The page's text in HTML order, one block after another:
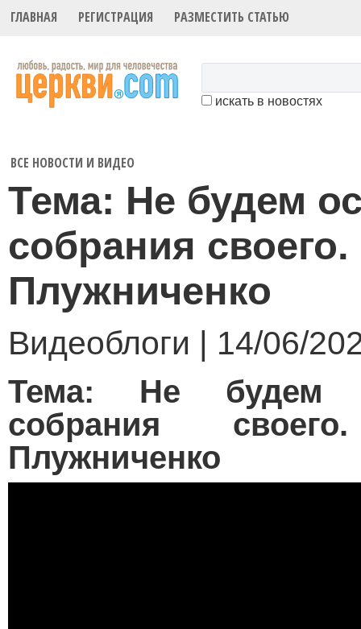
ГЛАВНАЯ РЕГИСТРАЦИЯ РАЗМЕСТИТЬ СТАТЬЮ
искать в новостях
ВСЕ НОВОСТИ И ВИДЕО
Тема: Не будем
собрания своего.
Плужниченко
Видеоблоги | 14/06/
Тема: Не будем
собрания
Плужниченко